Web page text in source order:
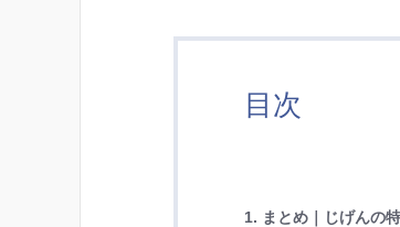
目次
1. まとめ｜じげんの